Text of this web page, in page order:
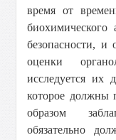
время от
безопасности, и
оценки
исследуется их
которое должны
образом
обязательно